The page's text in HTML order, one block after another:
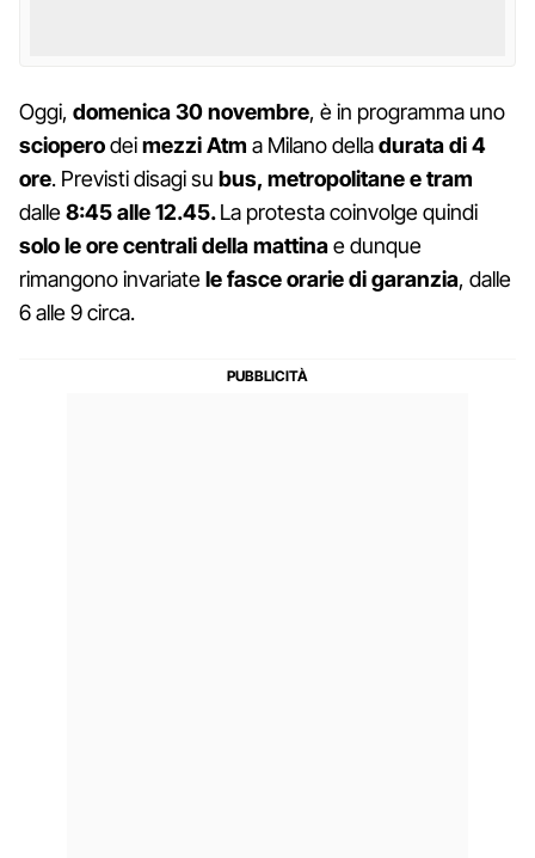
Oggi, domenica 30 novembre, è in programma uno
scioperodeimezzi Atm a Milano delladurata di 4
ore. Previsti disagi su bus, metropolitane e tram
dalle8:45 alle 12.45.La protesta coinvolge quindi
solo le ore centrali della mattinae dunque
rimangono invariatele fasce orarie di garanzia, dalle
6 alle 9 circa.